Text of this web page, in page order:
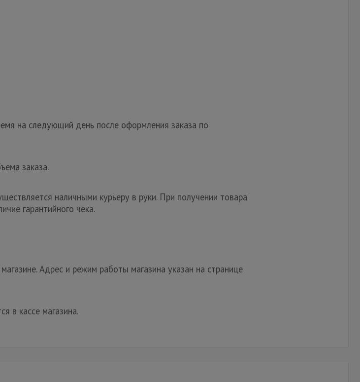
на следующий день после оформления заказа по
заказа.
наличными курьеру в руки. При получении товара
гарантийного чека.
Адрес и режим работы магазина указан на странице
в кассе магазина.